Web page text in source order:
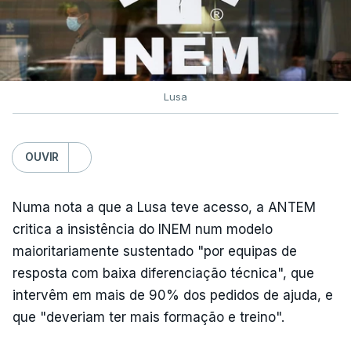
Lusa
OUVIR
Numa nota a que a Lusa teve acesso, a ANTEM
critica a insistência do INEM num modelo
maioritariamente sustentado "por equipas de
resposta com baixa diferenciação técnica", que
intervêm em mais de 90% dos pedidos de ajuda, e
que "deveriam ter mais formação e treino".